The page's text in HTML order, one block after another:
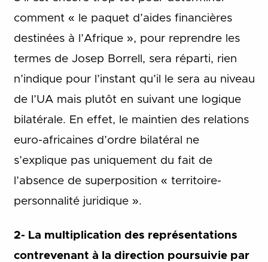
comment « le paquet d’aides financières
destinées à l’Afrique », pour reprendre les
termes de Josep Borrell, sera réparti, rien
n’indique pour l’instant qu’il le sera au niveau
de l’UA mais plutôt en suivant une logique
bilatérale. En effet, le maintien des relations
euro-africaines d’ordre bilatéral ne
s’explique pas uniquement du fait de
l’absence de superposition « territoire-
personnalité juridique ».
2- La multiplication des représentations
contrevenant à la direction poursuivie par